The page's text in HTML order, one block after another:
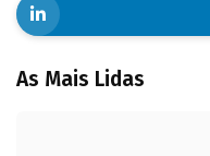
As Mais Lidas